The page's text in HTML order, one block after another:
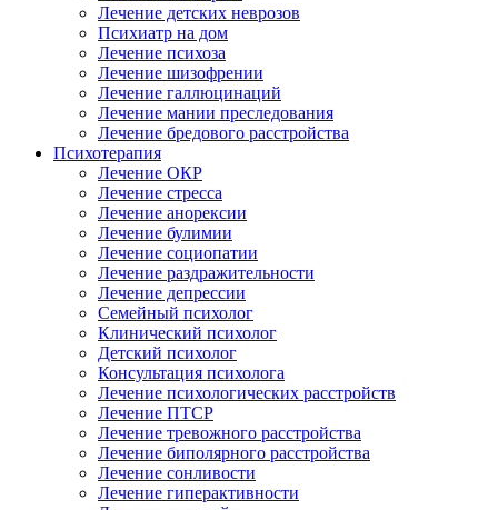
Лечение детских неврозов
Психиатр на дом
Лечение психоза
Лечение шизофрении
Лечение галлюцинаций
Лечение мании преследования
Лечение бредового расстройства
Психотерапия
Лечение ОКР
Лечение стресса
Лечение анорексии
Лечение булимии
Лечение социопатии
Лечение раздражительности
Лечение депрессии
Семейный психолог
Клинический психолог
Детский психолог
Консультация психолога
Лечение психологических расстройств
Лечение ПТСР
Лечение тревожного расстройства
Лечение биполярного расстройства
Лечение сонливости
Лечение гиперактивности